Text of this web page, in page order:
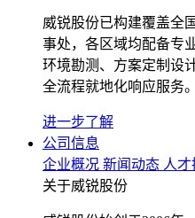
威锐股份已构建覆盖全
事处，各区域均配备专
环境勘测、方案定制设
全流程就地化响应服务。
进一步了解
公司信息
企业概况 新闻动态 人
关于威锐股份